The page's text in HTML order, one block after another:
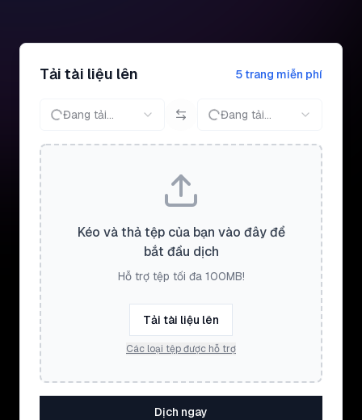
Tải tài liệu lên 5 trang miễn phí
Đang tải... Đang tải...
Kéo và thả tệp của bạn vào đây để
bắt đầu dịch
Hỗ trợ tệp tối đa 100MB!
Tải tài liệu lên
Các loại tệp được hỗ trợ
Dịch ngay